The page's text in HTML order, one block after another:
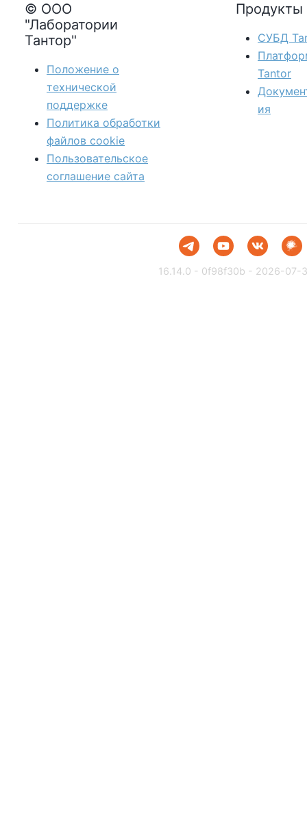
© ООО
"Лаборатории
Тантор"
Положение о
технической
поддержке
Политика обработки
файлов сookie
Пользовательское
соглашение сайта
Продукты
СУБД
Tantor
ия
16.14.0 - 0f98f30b - 2026-07-